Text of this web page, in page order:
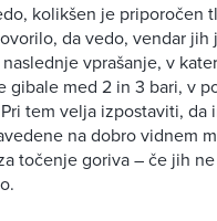
kolikšen je priporočen
da vedo, vendar
vprašanje, v
gibale med 2 in 3 bari, v
tem velja izpostaviti,
na dobro vidnem
točenje goriva – če jih